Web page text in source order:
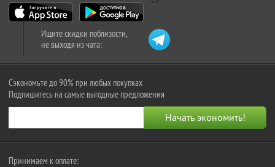
Ищите скидки поблизости,
не выходя из чата:
Сэкономьте до 90% при любых покупках
Подпишитесь на самые выгодные предложения
Принимаем к оплате: